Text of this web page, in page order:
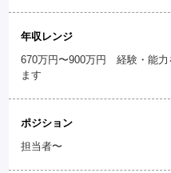
年収レンジ
670万円〜900万円 経験・能力
ます
ポジション
担当者〜